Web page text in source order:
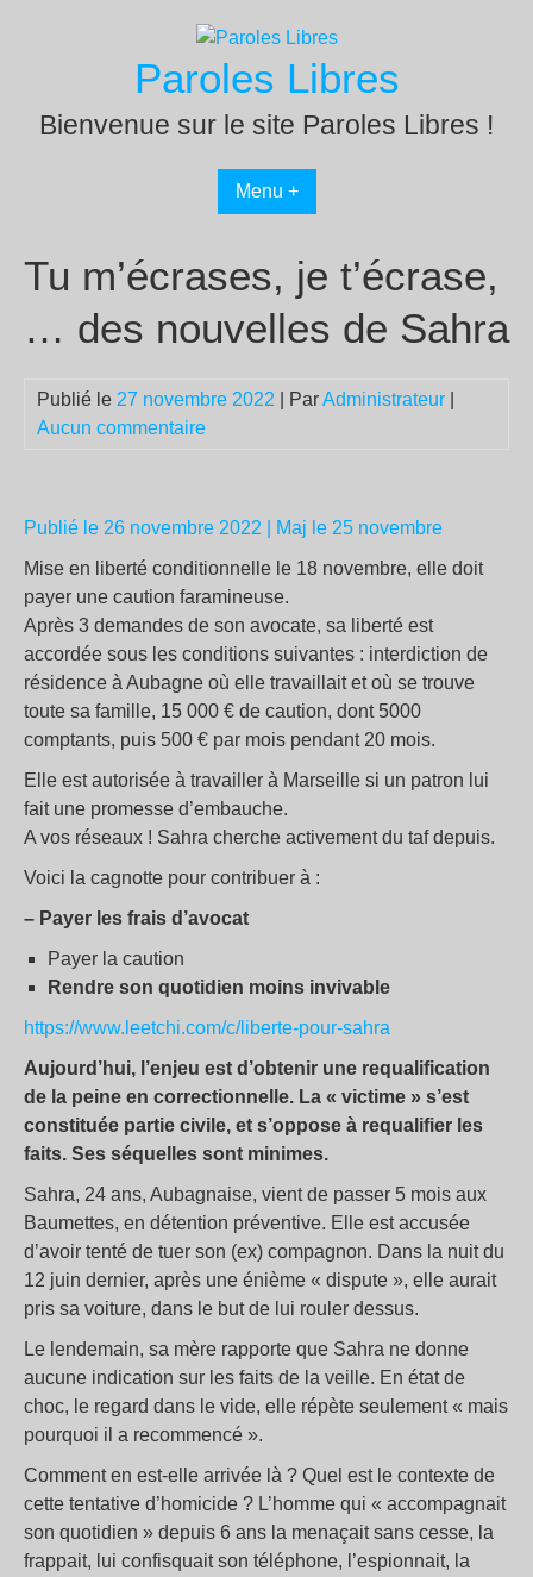
Paroles Libres
Bienvenue sur le site Paroles Libres !
Menu +
Tu m’écrases, je t’écrase,
… des nouvelles de Sahra
Publié le 27 novembre 2022 | ParAdministrateur
Aucun commentaire
Publié le 26 novembre 2022
| Maj le 25 novembre
Mise en liberté conditionnelle le 18 novembre, elle doit
payer une caution faramineuse.
Après 3 demandes de son avocate, sa liberté est
accordée sous les conditions suivantes : interdiction de
résidence à Aubagne où elle travaillait et où se trouve
toute sa famille, 15 000 € de caution, dont 5000
comptants, puis 500 € par mois pendant 20 mois.
Elle est autorisée à travailler à Marseille si un patron lui
fait une promesse d’embauche.
A vos réseaux ! Sahra cherche activement du taf depuis.
Voici la cagnotte pour contribuer à :
– Payer les frais d’avocat
Payer la caution
Rendre son quotidien moins invivable
https://www.leetchi.com/c/liberte-pour-sahra
Aujourd’hui, l’enjeu est d’obtenir une requalification
de la peine en correctionnelle. La « victime » s’est
constituée partie civile, et s’oppose à requalifier les
faits. Ses séquelles sont minimes.
Sahra, 24 ans, Aubagnaise, vient de passer 5 mois aux
Baumettes, en détention préventive. Elle est accusée
d’avoir tenté de tuer son (ex) compagnon. Dans la nuit du
12 juin dernier, après une énième « dispute », elle aurait
pris sa voiture, dans le but de lui rouler dessus.
Le lendemain, sa mère rapporte que Sahra ne donne
aucune indication sur les faits de la veille. En état de
choc, le regard dans le vide, elle répète seulement « mais
pourquoi il a recommencé ».
Comment en est-elle arrivée là ? Quel est le contexte de
cette tentative d’homicide ? L’homme qui « accompagnait
son quotidien » depuis 6 ans la menaçait sans cesse, la
frappait, lui confisquait son téléphone, l’espionnait, la